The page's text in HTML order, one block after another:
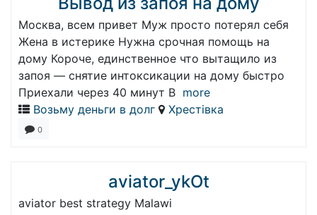
Москва, всем привет Муж просто потерял себя
Жена в истерике Нужна срочная помощь на
дому Короче, единственное что вытащило из
запоя — снятие интоксикации на дому быстро
Приехали через 40 минут В more
Возьму деньги в долг
Хрестівка
0
aviator_ykOt
aviator best strategy Malawi